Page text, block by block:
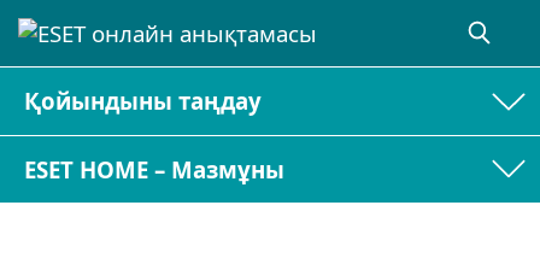
Қойындыны таңдау
ESET HOME – Мазмұны